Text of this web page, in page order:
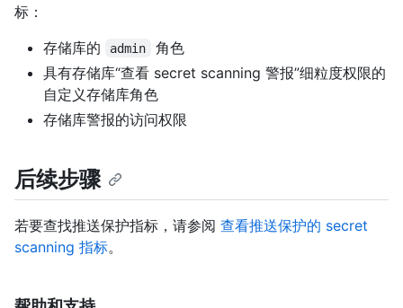
标：
存储库的
admin
角色
具有存储库“查看 secret scanning 警报”细粒度权限的
自定义存储库角色
存储库警报的访问权限
后续步骤
若要查找推送保护指标，请参阅 查看推送保护的 secret
scanning 指标。